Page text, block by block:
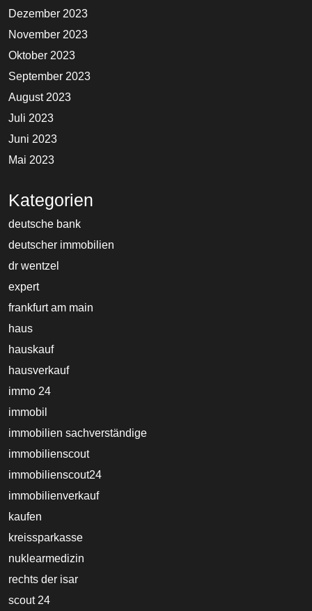
Dezember 2023
November 2023
Oktober 2023
September 2023
August 2023
Juli 2023
Juni 2023
Mai 2023
Kategorien
deutsche bank
deutscher immobilien
dr wentzel
expert
frankfurt am main
haus
hauskauf
hausverkauf
immo 24
immobil
immobilien sachverständige
immobilienscout
immobilienscout24
immobilienverkauf
kaufen
kreissparkasse
nuklearmedizin
rechts der isar
scout 24